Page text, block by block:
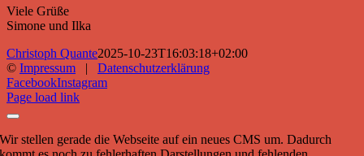
Viele Grüße
Simone und Ilka
Christoph Quante2025-10-23T16:03:18+02:00
© Impressum | Datenschutzerklärung
FacebookInstagram
Page load link
Wir stellen gerade die Webseite auf ein neues CMS um. Dadurch